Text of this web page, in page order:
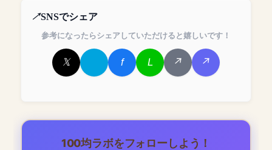
SNSでシェア
参考になったらシェアしていただけると嬉しいです！
100均ラボをフォローしよう！